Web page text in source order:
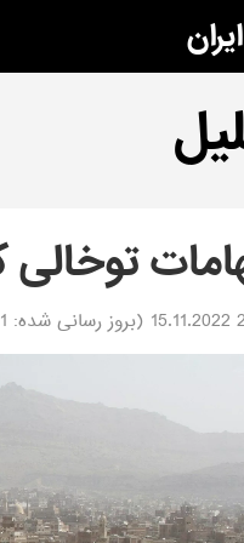
ایران
(بروز رسانی شده: